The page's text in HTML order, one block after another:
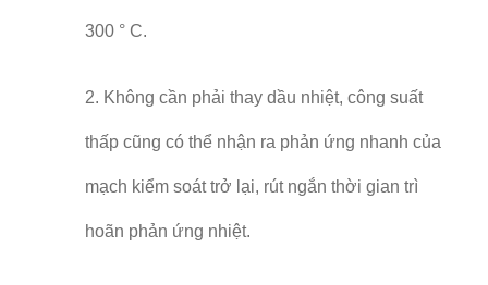
300 ° C.
2. Không cần phải thay dầu nhiệt, công suất
thấp cũng có thể nhận ra phản ứng nhanh của
mạch kiểm soát trở lại, rút ngắn thời gian trì
hoãn phản ứng nhiệt.